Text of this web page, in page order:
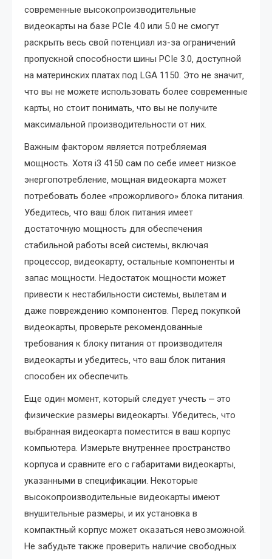
современные высокопроизводительные
видеокарты на базе PCIe 4.0 или 5.0 не смогут
раскрыть весь свой потенциал из-за ограничений
пропускной способности шины PCIe 3.0‚ доступной
на материнских платах под LGA 1150. Это не значит‚
что вы не можете использовать более современные
карты‚ но стоит понимать‚ что вы не получите
максимальной производительности от них.
Важным фактором является потребляемая
мощность. Хотя i3 4150 сам по себе имеет низкое
энергопотребление‚ мощная видеокарта может
потребовать более «прожорливого» блока питания.
Убедитесь‚ что ваш блок питания имеет
достаточную мощность для обеспечения
стабильной работы всей системы‚ включая
процессор‚ видеокарту‚ остальные компоненты и
запас мощности. Недостаток мощности может
привести к нестабильности системы‚ вылетам и
даже повреждению компонентов. Перед покупкой
видеокарты‚ проверьте рекомендованные
требования к блоку питания от производителя
видеокарты и убедитесь‚ что ваш блок питания
способен их обеспечить.
Еще один момент‚ который следует учесть ⎼ это
физические размеры видеокарты. Убедитесь‚ что
выбранная видеокарта поместится в ваш корпус
компьютера. Измерьте внутреннее пространство
корпуса и сравните его с габаритами видеокарты‚
указанными в спецификации. Некоторые
высокопроизводительные видеокарты имеют
внушительные размеры‚ и их установка в
компактный корпус может оказаться невозможной.
Не забудьте также проверить наличие свободных